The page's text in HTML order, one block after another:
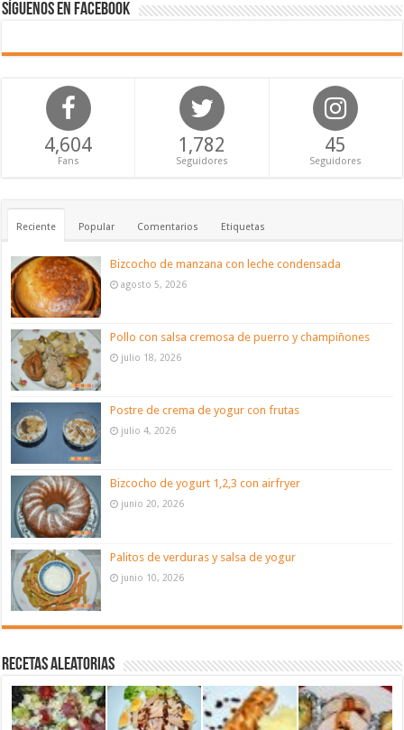
Síguenos en Facebook
4,604
Fans
1,782
Seguidores
45
Seguidores
Reciente Popular Comentarios Etiquetas
Bizcocho de manzana con leche condensada
agosto 5, 2026
Pollo con salsa cremosa de puerro y champiñones
julio 18, 2026
Postre de crema de yogur con frutas
julio 4, 2026
Bizcocho de yogurt 1,2,3 con airfryer
junio 20, 2026
Palitos de verduras y salsa de yogur
junio 10, 2026
Recetas aleatorias